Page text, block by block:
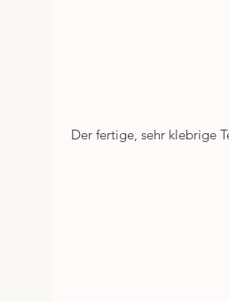
Der fertige, sehr klebrige